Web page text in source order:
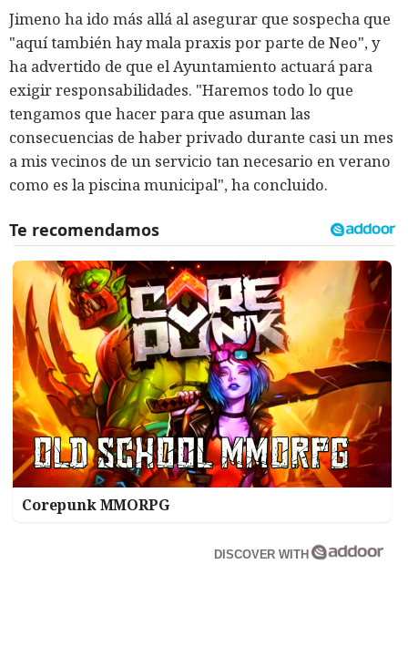
Jimeno ha ido más allá al asegurar que sospecha que
"aquí también hay mala praxis por parte de Neo", y
ha advertido de que el Ayuntamiento actuará para
exigir responsabilidades. "Haremos todo lo que
tengamos que hacer para que asuman las
consecuencias de haber privado durante casi un mes
a mis vecinos de un servicio tan necesario en verano
como es la piscina municipal", ha concluido.
Corepunk MMORPG
DISCOVER WITH